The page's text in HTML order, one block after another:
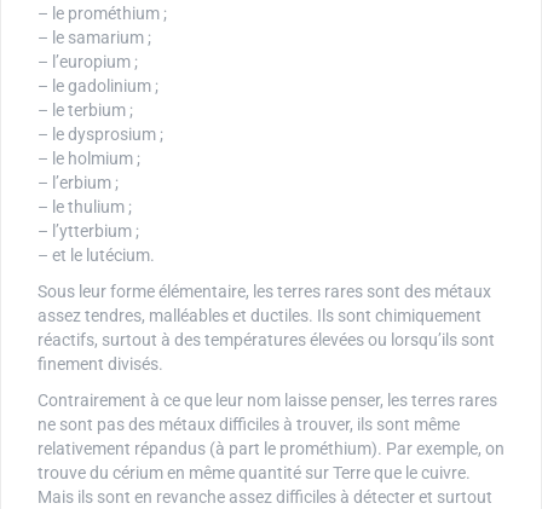
– le prométhium ;
– le samarium ;
– l’europium ;
– le gadolinium ;
– le terbium ;
– le dysprosium ;
– le holmium ;
– l’erbium ;
– le thulium ;
– l’ytterbium ;
– et le lutécium.
Sous leur forme élémentaire, les terres rares sont des métaux
assez tendres, malléables et ductiles. Ils sont chimiquement
réactifs, surtout à des températures élevées ou lorsqu’ils sont
finement divisés.
Contrairement à ce que leur nom laisse penser, les terres rares
ne sont pas des métaux difficiles à trouver, ils sont même
relativement répandus (à part le prométhium). Par exemple, on
trouve du cérium en même quantité sur Terre que le cuivre.
Mais ils sont en revanche assez difficiles à détecter et surtout